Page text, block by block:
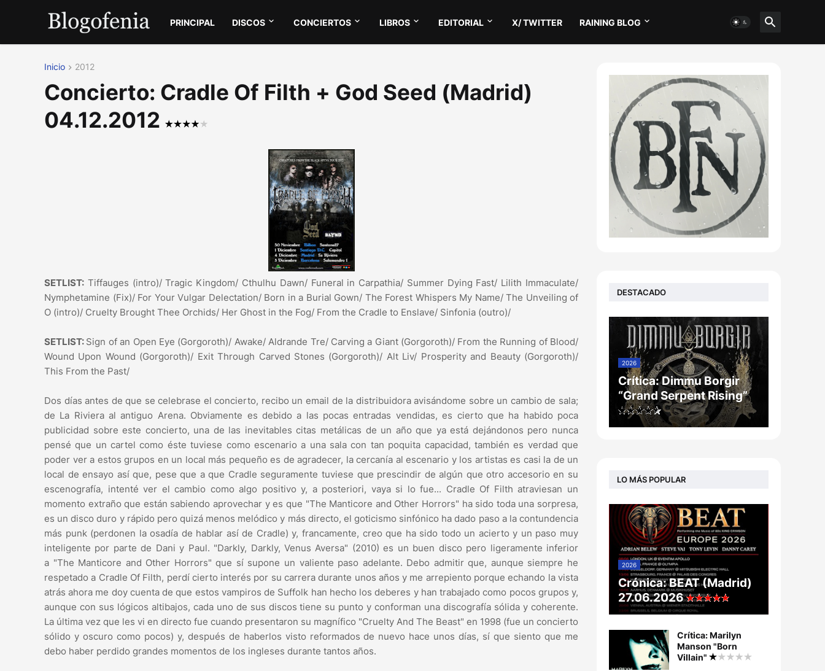
PRINCIPAL DISCOS CONCIERTOS LIBROS EDITORIAL X/ TWITTER RAINING BLOG
Inicio 2012
Concierto: Cradle Of Filth + God Seed (Madrid)
04.12.2012
SETLIST: Tiffauges (intro)/ Tragic Kingdom/ Cthulhu Dawn/ Funeral in Carpathia/ Summer Dying Fast/ Lilith Immaculate/
Nymphetamine (Fix)/ For Your Vulgar Delectation/ Born in a Burial Gown/ The Forest Whispers My Name/ The Unveiling of
O (intro)/ Cruelty Brought Thee Orchids/ Her Ghost in the Fog/ From the Cradle to Enslave/ Sinfonia (outro)/
SETLIST: Sign of an Open Eye (Gorgoroth)/ Awake/ Aldrande Tre/ Carving a Giant (Gorgoroth)/ From the Running of Blood/
Wound Upon Wound (Gorgoroth)/ Exit Through Carved Stones (Gorgoroth)/ Alt Liv/ Prosperity and Beauty (Gorgoroth)/
This From the Past/
Dos días antes de que se celebrase el concierto, recibo un email de la distribuidora avisándome sobre un cambio de sala;
de La Riviera al antiguo Arena. Obviamente es debido a las pocas entradas vendidas, es cierto que ha habido poca
publicidad sobre este concierto, una de las inevitables citas metálicas de un año que ya está dejándonos pero nunca
pensé que un cartel como éste tuviese como escenario a una sala con tan poquita capacidad, también es verdad que
poder ver a estos grupos en un local más pequeño es de agradecer, la cercanía al escenario y los artistas es casi la de un
local de ensayo así que, pese que a que Cradle seguramente tuviese que prescindir de algún que otro accesorio en su
escenografía, intenté ver el cambio como algo positivo y, a posteriori, vaya si lo fue... Cradle Of Filth atraviesan un
momento extraño que están sabiendo aprovechar y es que "The Manticore and Other Horrors" ha sido toda una sorpresa,
es un disco duro y rápido pero quizá menos melódico y más directo, el goticismo sinfónico ha dado paso a la contundencia
más punk (perdonen la osadía de hablar así de Cradle) y, francamente, creo que ha sido todo un acierto y un paso muy
inteligente por parte de Dani y Paul. "Darkly, Darkly, Venus Aversa" (2010) es un buen disco pero ligeramente inferior
a "The Manticore and Other Horrors" que sí supone un valiente paso adelante. Debo admitir que, aunque siempre he
respetado a Cradle Of Filth, perdí cierto interés por su carrera durante unos años y me arrepiento porque echando la vista
atrás ahora me doy cuenta de que estos vampiros de Suffolk han hecho los deberes y han trabajado como pocos grupos y,
aunque con sus lógicos altibajos, cada uno de sus discos tiene su punto y conforman una discografía sólida y coherente.
La última vez que les vi en directo fue cuando presentaron su magnífico "Cruelty And The Beast" en 1998 (fue un concierto
sólido y oscuro como pocos) y, después de haberlos visto reformados de nuevo hace unos días, sí que siento que me
debo haber perdido grandes momentos de los ingleses durante tantos años.
DESTACADO
2026
Crítica: Dimmu Borgir
“Grand Serpent Rising”
LO MÁS POPULAR
2026
Crónica: BEAT (Madrid)
27.06.2026
Crítica: Marilyn
Manson "Born
Villain"